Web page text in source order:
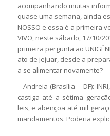
acompanhando muitas
quase uma semana, ainda
NOSSO e essa é a primeira
VIVO, neste sábado, 17/10/
primeira pergunta ao
ato de jejuar, desde a
a se alimentar novamente?
– Andreia (Brasília – DF):
castiga até a sétima
leis, e abençoa até mil
mandamentos. Poderia